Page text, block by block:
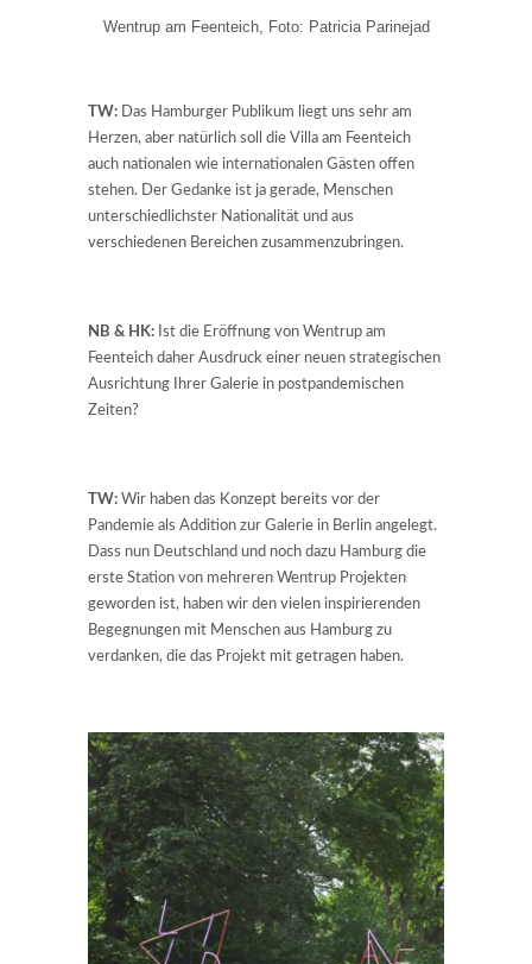
Wentrup am Feenteich, Foto: Patricia Parinejad
TW: Das Hamburger Publikum liegt uns sehr am
Herzen, aber natürlich soll die Villa am Feenteich
auch nationalen wie internationalen Gästen offen
stehen. Der Gedanke ist ja gerade, Menschen
unterschiedlichster Nationalität und aus
verschiedenen Bereichen zusammenzubringen.
NB & HK: Ist die Eröffnung von Wentrup am
Feenteich daher Ausdruck einer neuen strategischen
Ausrichtung Ihrer Galerie in postpandemischen
Zeiten?
TW: Wir haben das Konzept bereits vor der
Pandemie als Addition zur Galerie in Berlin angelegt.
Dass nun Deutschland und noch dazu Hamburg die
erste Station von mehreren Wentrup Projekten
geworden ist, haben wir den vielen inspirierenden
Begegnungen mit Menschen aus Hamburg zu
verdanken, die das Projekt mit getragen haben.